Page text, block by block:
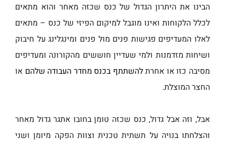
הבינו את היתרון הגדול של כנס שכזה מאחר והוא מתאים
לכלל הלקוחות ואינו מוגבל למיקום הפיזי של כנס – מתאים
לאלו המעדיפים פגישות פנים מול פנים ומינגלינג על חיבוק
ושיחות מזדמנות ולמי שעדיין חוששים מהקורונה ומעדיפים
מסיבה כזו או אחרתלהשתתף בכנס מחדר העבודה שלהם או
החצר המוצלת.
אבל, וזה אבל גדול, כנס שכזה טומן בחובו אתגר גדול מאחר
והצלחתו בנויה על תשתית טכנית וצוות הפקה מיומן ושני